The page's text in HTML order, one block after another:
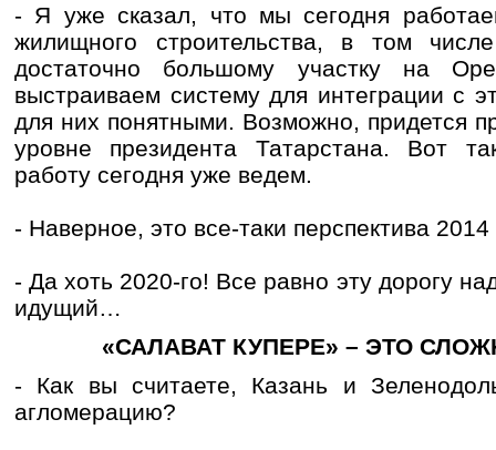
- Я уже сказал, что мы сегодня
жилищного строительства, в том
достаточно большому участку на
выстраиваем систему для интеграции с
для них понятными. Возможно, придется
уровне президента Татарстана. Вот
работу сегодня уже ведем.
- Наверное, это все-таки перспектива
- Да хоть 2020-го! Все равно эту дорогу
идущий…
«САЛАВАТ КУПЕРЕ» – ЭТО
- Как вы считаете, Казань и
агломерацию?